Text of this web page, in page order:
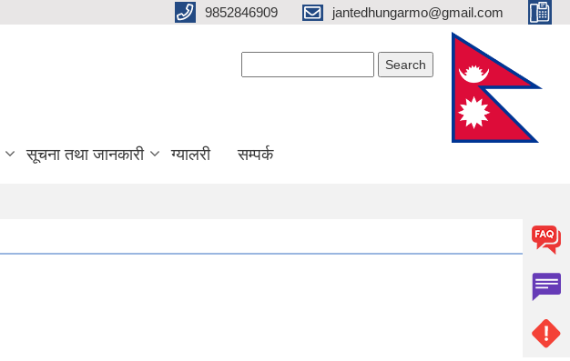
9852846909 jantedhungarmo@gmail.com
सूचना तथा जानकारी ग्यालरी सम्पर्क